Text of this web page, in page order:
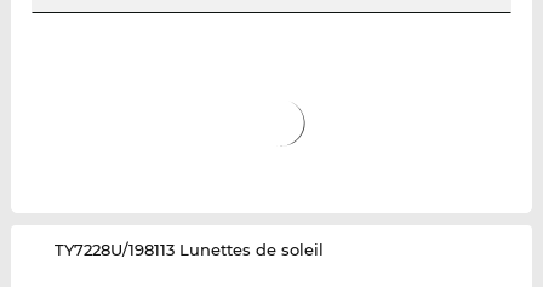
‌TY7228U/198113 Lunettes de soleil